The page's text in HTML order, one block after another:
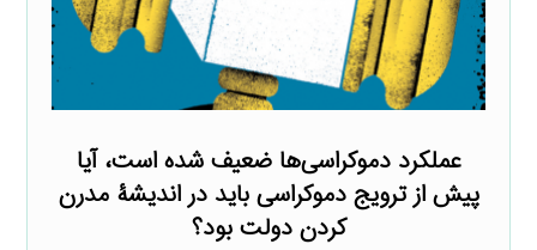
عملکرد دموکراسی‌ها ضعیف شده است، آیا
پیش از ترویج دموکراسی باید در اندیشۀ مدرن
کردن دولت بود؟